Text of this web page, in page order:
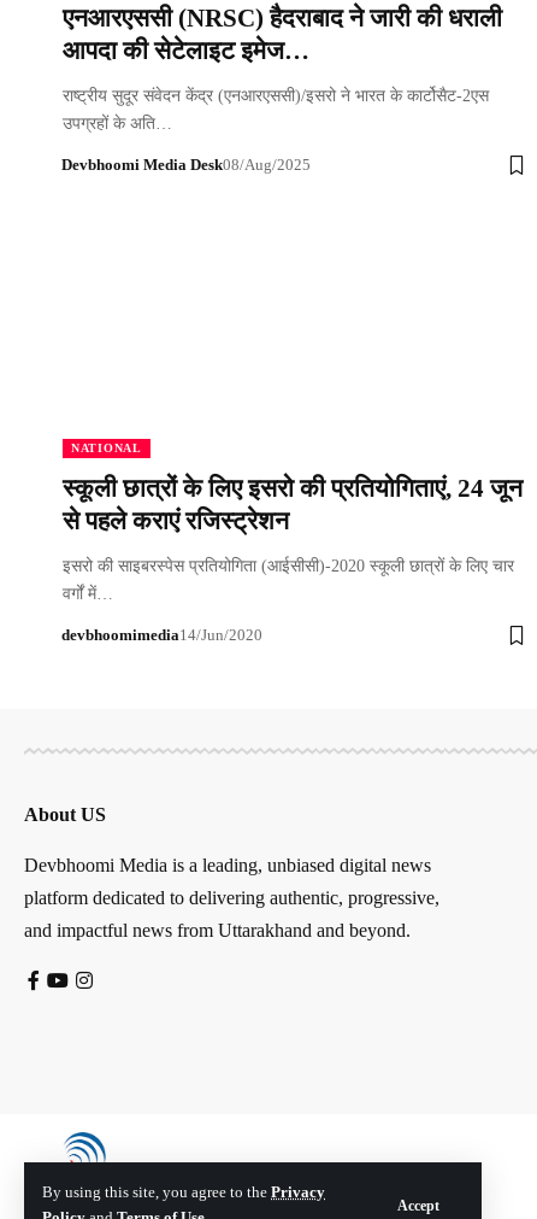
By using this site, you agree to the Privacy
Accept
एनआरएससी (NRSC) हैदराबाद ने जारी की धराली
आपदा की सेटेलाइट इमेज…
राष्ट्रीय सुदूर संवेदन केंद्र (एनआरएससी)/इसरो ने भारत के कार्टोसैट-2एस
उपग्रहों के अति…
Devbhoomi Media Desk08/Aug/2025
NATIONAL
स्कूली छात्रों के लिए इसरो की प्रतियोगिताएं, 24 जून
से पहले कराएं रजिस्ट्रेशन
इसरो की साइबरस्पेस प्रतियोगिता (आईसीसी)-2020 स्कूली छात्रों के लिए चार
वर्गों में…
devbhoomimedia14/Jun/2020
About US
Devbhoomi Media is a leading, unbiased digital news
platform dedicated to delivering authentic, progressive,
and impactful news from Uttarakhand and beyond.